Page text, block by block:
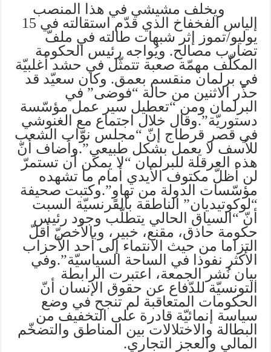
ويخلف مشيشي في هذا المنصب
إلياس الفخفاخ الذي قدّم استقالته في 15
يوليو/تموز إثر شبهات طالته في ملفّ
تضارب مصالح. ويُواجه رئيس الحكومة
المكلّف مهمّة صعبة تتمثّل في حشد أغلبيّة
في برلمان منقسم بعمق. وكان سعيّد قد
حذّر الاثنين من حالة “فوضى” في
البرلمان ومن “تعطيل سير عمل مؤسّسة
دستوريّة”.وقال خلال اجتماع مع الغنوشي
في قصر قرطاج إنّ “مجلس نوّاب الشعب
للأسف لا يعمل بشكل طبيعي”.وأضاف أنّ
هذه العرقلة للبرلمان “لا يمكن أن تستمرّ
لن أظلّ مكتوف الأيدي أمام ما تشهده
مؤسّسات الدولة من تهاوٍ”.وكتبت صحيفة
“لوكوتيديان” الناطقة بالفرنسيّة السبت
أنّ “السياق الحالي يتطلّب وجود رئيس
حكومة حاذق، مقنع، خبير، وبالأخصّ أقلّ
التزاما من حيث الانتماء إلى أحد الأحزاب
الأكثر نفوذا في الساحة السياسيّة”.وفي
بيان نُشر الجمعة، اعتبرت الرابطة
التونسيّة للدّفاع عن حقوق الإنسان أنّ
الحكومات المتعاقبة لم تنجح في وضع
سياسة إنمائيّة قادرة على التخفيف من
البطالة والاختلالات بين المناطق والتضخّم
المالي والعجز التجاري.